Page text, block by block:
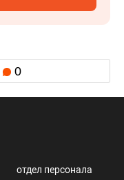
0
отдел персонала